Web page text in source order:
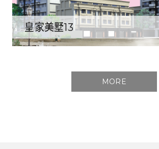
皇家美墅13
MORE